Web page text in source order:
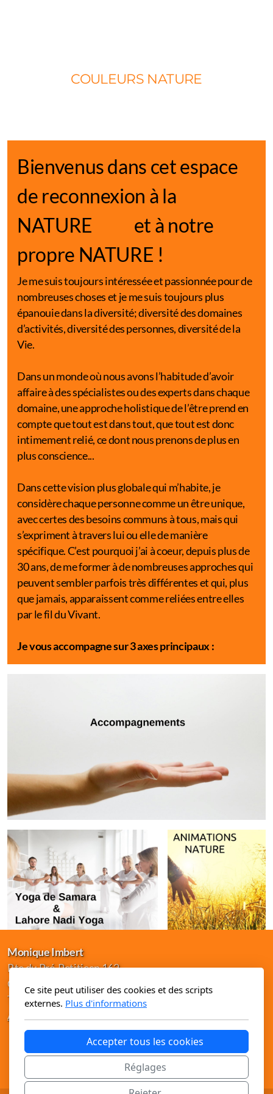
COULEURS NATURE
Bienvenus dans cet espace
de reconnexion à la
NATURE et à notre
propre NATURE !
Je me suis toujours intéressée et passionnée pour de
nombreuses choses et je me suis toujours plus
épanouie dans la diversité; diversité des domaines
d’activités, diversité des personnes, diversité de la
Vie.
Dans un monde où nous avons l’habitude d’avoir
affaire à des spécialistes ou des experts dans chaque
domaine, une approche holistique de l’être prend en
compte que tout est dans tout, que tout est donc
intimement relié, ce dont nous prenons de plus en
plus conscience...
Dans cette vision plus globale qui m’habite, je
considère chaque personne comme un être unique,
avec certes des besoins communs à tous, mais qui
s’expriment à travers lui ou elle de manière
spécifique. C’est pourquoi j’ai à coeur, depuis plus de
30 ans, de me former à de nombreuses approches qui
peuvent sembler parfois très différentes et qui, plus
que jamais, apparaissent comme reliées entre elles
par le fil du Vivant.
Je vous accompagne sur 3 axes principaux :
Monique Imbert
Rte du Pré-Petitjean 162
CH-2362 Montfaucon
T. +41 32 857 27 75
Accueil
Ce site peut utiliser des cookies et des scripts
externes. Plus d'informations
Accepter tous les cookies
Réglages
EFT
M2P
Enfant intérieur
Fleurs de Bach
Cercles de Pardon
Vidéos de Yoga